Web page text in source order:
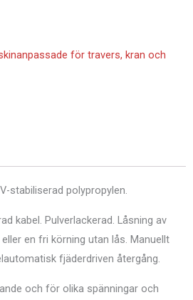
för travers, kran och
stabiliserad polypropylen.
kabel. Pulverlackerad. Låsning av
en fri körning utan lås. Manuellt
fjäderdriven återgång.
och för olika spänningar och